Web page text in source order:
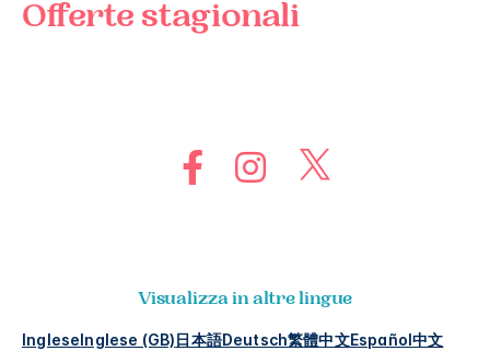
Offerte stagionali
Visualizza in altre lingue
IngleseInglese (GB)日本語Deutsch繁體中文Español中文